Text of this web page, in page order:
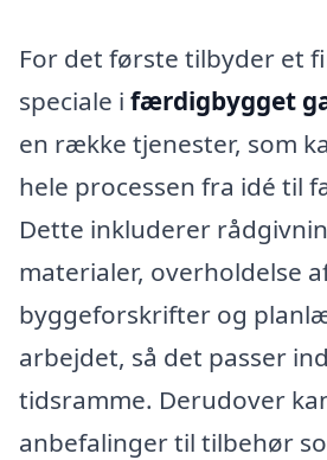
For det første tilbyder et
speciale i færdigbygget
en række tjenester, som
hele processen fra idé til
Dette inkluderer
materialer, overholdelse
byggeforskrifter og
arbejdet, så det passer
tidsramme. Derudover
anbefalinger til tilbehør